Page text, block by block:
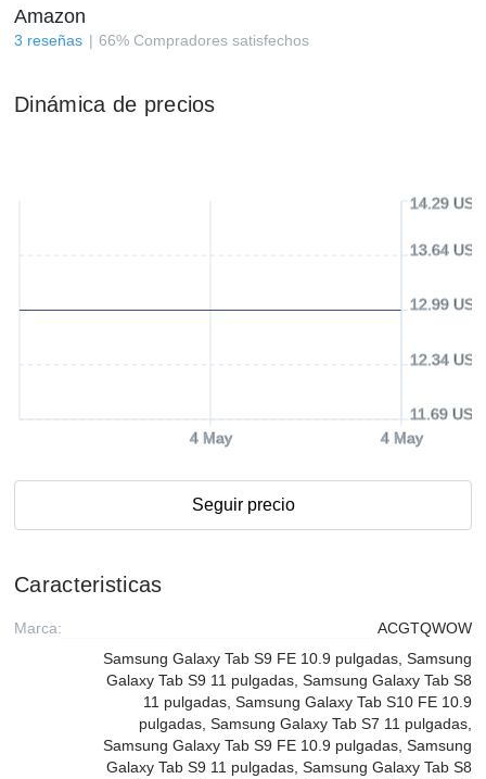
Amazon
3 reseñas 66% Compradores satisfechos
Dinámica de precios
4 May 4 May
11.69 USD
12.34 USD
12.99 USD
13.64 USD
14.29 USD
Seguir precio
Caracteristicas
Marca: ACGTQWOW
Samsung Galaxy Tab S9 FE 10.9 pulgadas, Samsung
Galaxy Tab S9 11 pulgadas, Samsung Galaxy Tab S8
11 pulgadas, Samsung Galaxy Tab S10 FE 10.9
pulgadas, Samsung Galaxy Tab S7 11 pulgadas,
Samsung Galaxy Tab S9 FE 10.9 pulgadas, Samsung
Galaxy Tab S9 11 pulgadas, Samsung Galaxy Tab S8